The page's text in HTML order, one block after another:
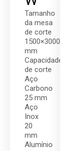
Tamanho
da mesa
de corte
1500×3000
mm
Capacidades
de corte
Aço
Carbono
25 mm
Aço
Inox
20
mm
Alumínio